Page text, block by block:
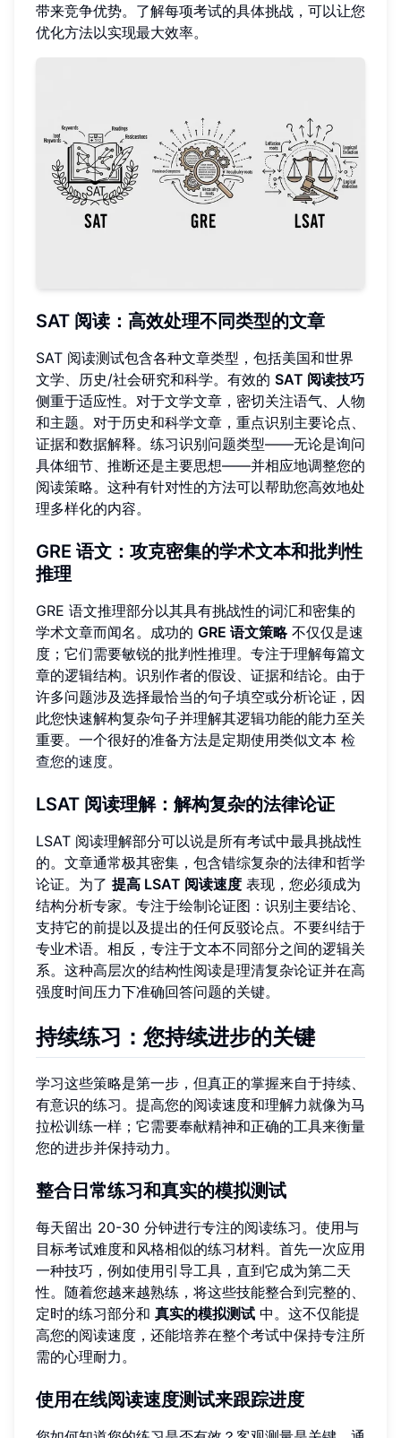
带来竞争优势。了解每项考试的具体挑战，可以让您
优化方法以实现最大效率。
SAT 阅读：高效处理不同类型的文章
SAT 阅读测试包含各种文章类型，包括美国和世界
文学、历史/社会研究和科学。有效的 SAT 阅读技巧
侧重于适应性。对于文学文章，密切关注语气、人物
和主题。对于历史和科学文章，重点识别主要论点、
证据和数据解释。练习识别问题类型——无论是询问
具体细节、推断还是主要思想——并相应地调整您的
阅读策略。这种有针对性的方法可以帮助您高效地处
理多样化的内容。
GRE 语文：攻克密集的学术文本和批判性
推理
GRE 语文推理部分以其具有挑战性的词汇和密集的
学术文章而闻名。成功的 GRE 语文策略不仅仅是速
度；它们需要敏锐的批判性推理。专注于理解每篇文
章的逻辑结构。识别作者的假设、证据和结论。由于
许多问题涉及选择最恰当的句子填空或分析论证，因
此您快速解构复杂句子并理解其逻辑功能的能力至关
重要。一个很好的准备方法是定期使用类似文本 检
查您的速度。
LSAT 阅读理解：解构复杂的法律论证
LSAT 阅读理解部分可以说是所有考试中最具挑战性
的。文章通常极其密集，包含错综复杂的法律和哲学
论证。为了 提高 LSAT 阅读速度 表现，您必须成为
结构分析专家。专注于绘制论证图：识别主要结论、
支持它的前提以及提出的任何反驳论点。不要纠结于
专业术语。相反，专注于文本不同部分之间的逻辑关
系。这种高层次的结构性阅读是理清复杂论证并在高
强度时间压力下准确回答问题的关键。
持续练习：您持续进步的关键
学习这些策略是第一步，但真正的掌握来自于持续、
有意识的练习。提高您的阅读速度和理解力就像为马
拉松训练一样；它需要奉献精神和正确的工具来衡量
您的进步并保持动力。
整合日常练习和真实的模拟测试
每天留出 20-30 分钟进行专注的阅读练习。使用与
目标考试难度和风格相似的练习材料。首先一次应用
一种技巧，例如使用引导工具，直到它成为第二天
性。随着您越来越熟练，将这些技能整合到完整的、
定时的练习部分和 真实的模拟测试 中。这不仅能提
高您的阅读速度，还能培养在整个考试中保持专注所
需的心理耐力。
使用在线阅读速度测试来跟踪进度